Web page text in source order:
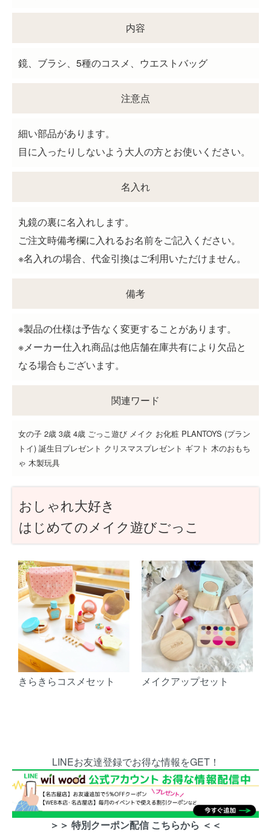
内容
鏡、ブラシ、5種のコスメ、ウエストバッグ
注意点
細い部品があります。
目に入ったりしないよう大人の方とお使いください。
名入れ
丸鏡の裏に名入れします。
ご注文時備考欄に入れるお名前をご記入ください。
※名入れの場合、代金引換はご利用いただけません。
備考
※製品の仕様は予告なく変更することがあります。
※メーカー仕入れ商品は他店舗在庫共有により欠品と
なる場合もございます。
関連ワード
女の子 2歳 3歳 4歳 ごっこ遊び メイク お化粧 PLANTOYS (プラン
トイ) 誕生日プレゼント クリスマスプレゼント ギフト 木のおもち
ゃ 木製玩具
おしゃれ大好き
はじめてのメイク遊びごっこ
きらきらコスメセット メイクアップセット
LINEお友達登録でお得な情報をGET！
＞＞ 特別クーポン配信 こちらから ＜＜